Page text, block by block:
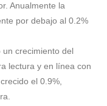
Anualmente la
por debajo al 0.2%
un crecimiento del
lectura y en línea con
el 0.9%,